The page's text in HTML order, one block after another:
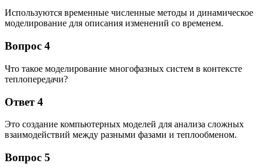
Используются временные численные методы и динамическое
моделирование для описания изменений со временем.
Вопрос 4
Что такое моделирование многофазных систем в контексте
теплопередачи?
Ответ 4
Это создание компьютерных моделей для анализа сложных
взаимодействий между разными фазами и теплообменом.
Вопрос 5